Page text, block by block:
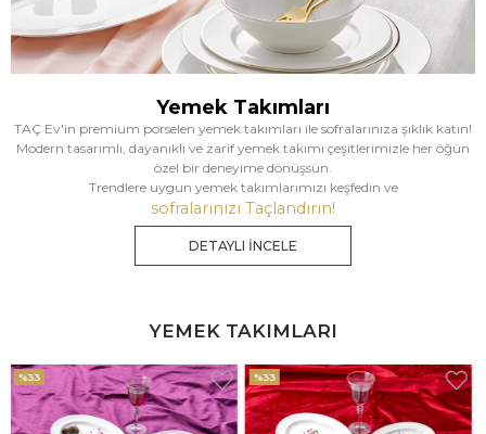
Yemek Takımları
TAÇ Ev'in premium porselen yemek takımları ile sofralarınıza şıklık katın!
Modern tasarımlı, dayanıklı ve zarif yemek takımı çeşitlerimizle her öğün
özel bir deneyime dönüşsün.
Trendlere uygun yemek takımlarımızı keşfedin ve
sofralarınızı Taçlandırın!
DETAYLI İNCELE
YEMEK TAKIMLARI
%33 %25